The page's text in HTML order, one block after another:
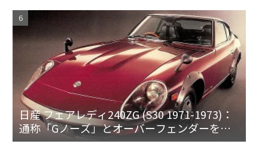
日産 フェアレディ240ZG (S30 1971-1973)：
通称「Gノーズ」とオーバーフェンダーを装
備した特別なZ